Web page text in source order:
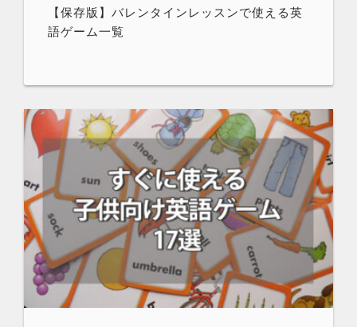
【保存版】バレンタインレッスンで使える英
語ゲーム一覧